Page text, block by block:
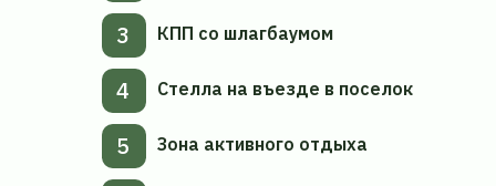
5 Зона активного отдыха
4 Стелла на въезде в поселок
3 КПП со шлагбаумом